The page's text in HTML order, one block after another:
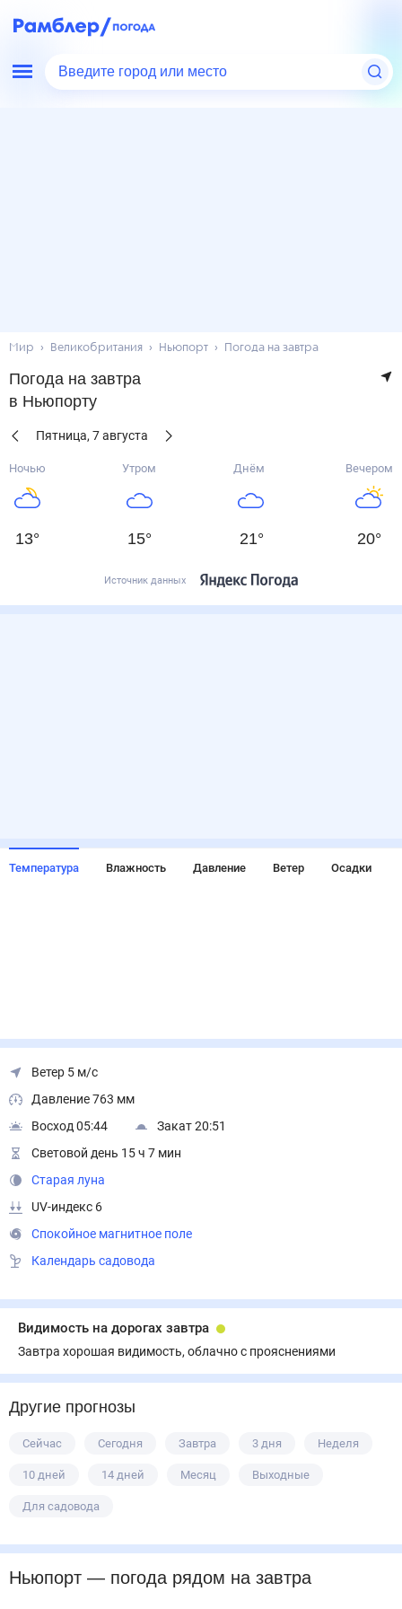
Введите город или место
Мир Великобритания Ньюпорт Погода на завтра
Погода на завтра
в Ньюпорту
Пятница, 7августа
Ночью
13°
Утром
15°
Днём
21°
Вечером
20°
Источник данных
Температура Влажность Давление Ветер Осадки
Ветер 5 м/с
Давление 763 мм
Восход 05:44
Закат 20:51
Световой день 15 ч 7 мин
Старая луна
UV-индекс 6
Спокойное магнитное поле
Календарь садовода
Видимость на дорогах завтра
Завтра хорошая видимость, облачно с прояснениями
Другие прогнозы
Сейчас Сегодня Завтра 3 дня Неделя
10 дней 14 дней Месяц Выходные
Для садовода
Ньюпорт — погода рядом на завтра